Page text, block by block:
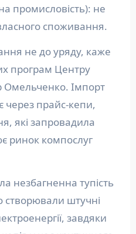
промисловість): не
споживання.
не до уряду, каже
програм Центру
Імпорт
прайс-кепи,
які запровадила
ринок компослуг
незбагненна тупість
штучні
завдяки